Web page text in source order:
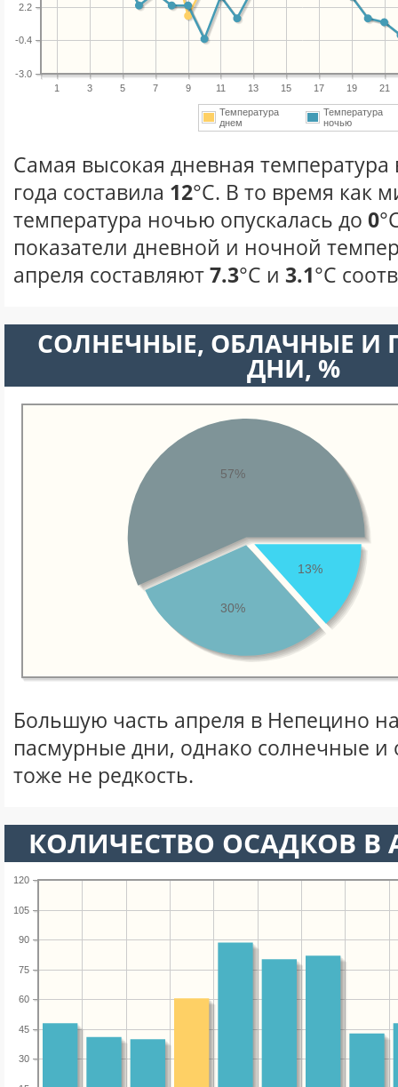
1 3 5 7 9 11 13 15 17 19 21
-3.0
-0.4
2.2
Температура
днем
Температура
ночью
Самая высокая дневная температура
года составила 12°С. В то время как
температура ночью опускалась до 0
показатели дневной и ночной
апреля составляют7.3°С и 3.1°С
CОЛНЕЧНЫЕ, ОБЛАЧНЫЕ И
ДНИ, %
13%
30%
57%
Большую часть апреля в Непецино
пасмурные дни, однако солнечные
тоже не редкость.
КОЛИЧЕСТВО ОСАДКОВ В
30
45
60
75
90
105
120